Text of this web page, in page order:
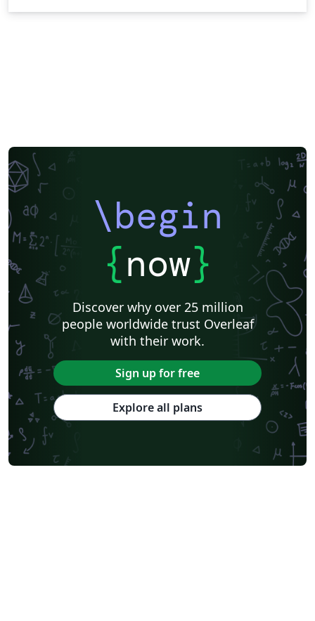
\begin
{now}
Discover why over 25 million
people worldwide trust Overleaf
with their work.
Sign up for free
Explore all plans